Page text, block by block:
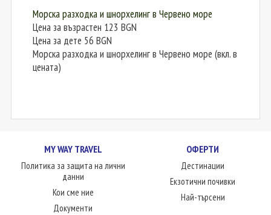
Морска разходка и шнорхелинг в Червено море
Цена за възрастен 123 BGN
Цена за дете 56 BGN
Морска разходка и шнорхелинг в Червено море (вкл. в
цената)
MY WAY TRAVEL
Политика за защита на лични
данни
Кои сме ние
Документи
ОФЕРТИ
Дестинации
Екзотични почивки
Най-търсени